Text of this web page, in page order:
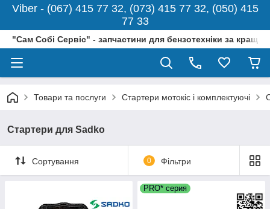
Viber - (067) 415 77 32, (073) 415 77 32, (050) 415
77 33
"Сам Собі Сервіс" - запчастини для бензотехніки за
Товари та послуги Стартери мотокіс і комплектуючі
Стартери для Sadko
Сортування 0 Фільтри
PRO* серия